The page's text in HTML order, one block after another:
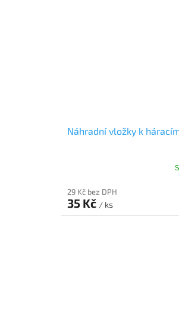
Náhradní vložky k
29 Kč bez DPH
35 Kč / ks